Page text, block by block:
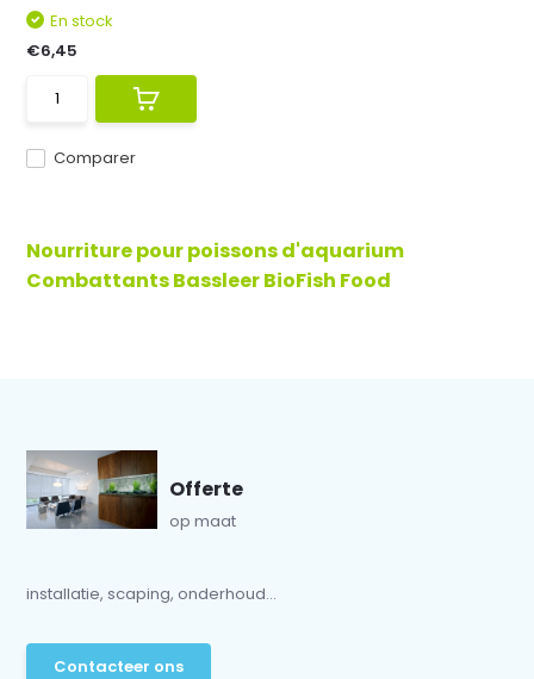
Comparer
En stock
€6,45
Nourriture pour poissons d'aquarium
Combattants Bassleer BioFish Food
Offerte
op maat
installatie, scaping, onderhoud...
Contacteer ons